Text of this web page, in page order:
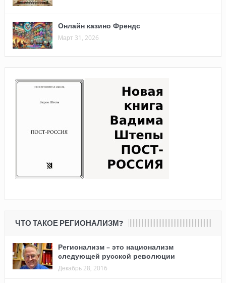
Онлайн казино Френдс
Март 31, 2026
ЧТО ТАКОЕ РЕГИОНАЛИЗМ?
Регионализм – это национализм
следующей русской революции
Декабрь 28, 2016